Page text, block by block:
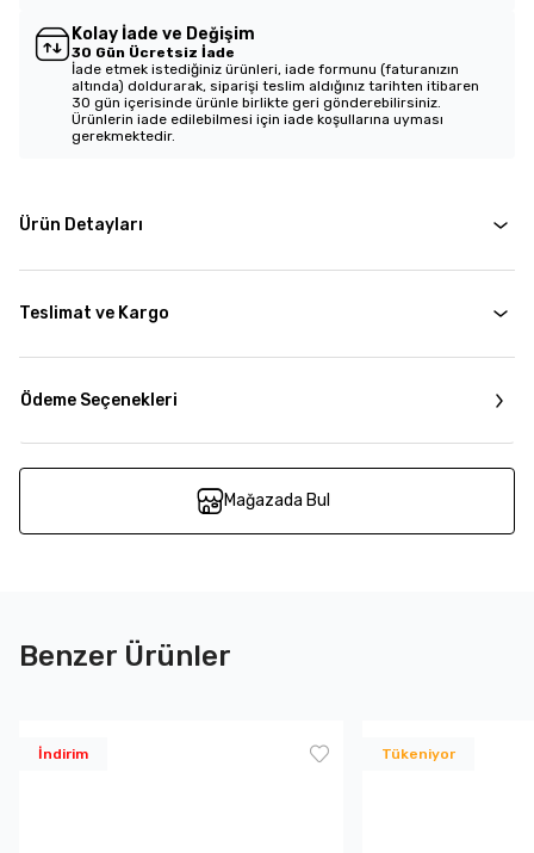
Kolay İade ve Değişim
30 Gün Ücretsiz İade
İade etmek istediğiniz ürünleri, iade formunu (faturanızın
altında) doldurarak, siparişi teslim aldığınız tarihten itibaren
30 gün içerisinde ürünle birlikte geri gönderebilirsiniz.
Ürünlerin iade edilebilmesi için iade koşullarına uyması
gerekmektedir.
Ürün Detayları
Teslimat ve Kargo
Ödeme Seçenekleri
Mağazada Bul
Benzer Ürünler
İndirim Tükeniyor